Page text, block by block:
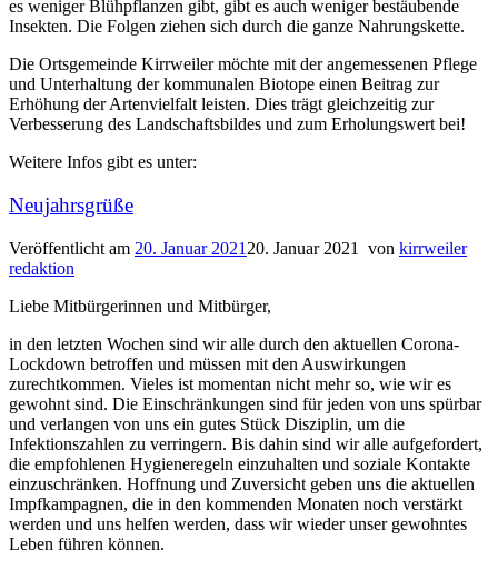
es weniger Blühpflanzen gibt, gibt es auch weniger bestäubende
Insekten. Die Folgen ziehen sich durch die ganze Nahrungskette.
Die Ortsgemeinde Kirrweiler möchte mit der angemessenen Pflege
und Unterhaltung der kommunalen Biotope einen Beitrag zur
Erhöhung der Artenvielfalt leisten. Dies trägt gleichzeitig zur
Verbesserung des Landschaftsbildes und zum Erholungswert bei!
Weitere Infos gibt es unter:
Neujahrsgrüße
Veröffentlicht am 20. Januar 2021 20. Januar 2021 von kirrweiler
redaktion
Liebe Mitbürgerinnen und Mitbürger,
in den letzten Wochen sind wir alle durch den aktuellen Corona-
Lockdown betroffen und müssen mit den Auswirkungen
zurechtkommen. Vieles ist momentan nicht mehr so, wie wir es
gewohnt sind. Die Einschränkungen sind für jeden von uns spürbar
und verlangen von uns ein gutes Stück Disziplin, um die
Infektionszahlen zu verringern. Bis dahin sind wir alle aufgefordert,
die empfohlenen Hygieneregeln einzuhalten und soziale Kontakte
einzuschränken. Hoffnung und Zuversicht geben uns die aktuellen
Impfkampagnen, die in den kommenden Monaten noch verstärkt
werden und uns helfen werden, dass wir wieder unser gewohntes
Leben führen können.